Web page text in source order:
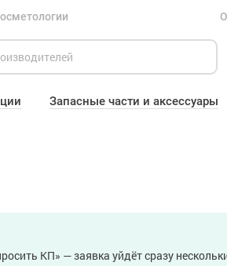
Запасные части и аксессуары
КП» — заявка уйдёт сразу